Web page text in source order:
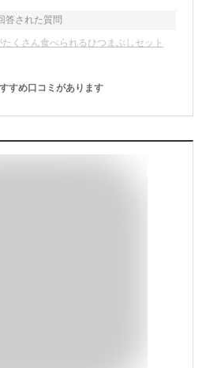
答された質問
くさん食べられるひつまぶしセット
すめ口コミがあります